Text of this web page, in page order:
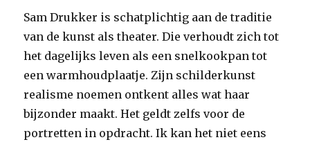
Sam Drukker is schatplichtig aan de traditie
van de kunst als theater. Die verhoudt zich tot
het dagelijks leven als een snelkookpan tot
een warmhoudplaatje. Zijn schilderkunst
realisme noemen ontkent alles wat haar
bijzonder maakt. Het geldt zelfs voor de
portretten in opdracht. Ik kan het niet eens